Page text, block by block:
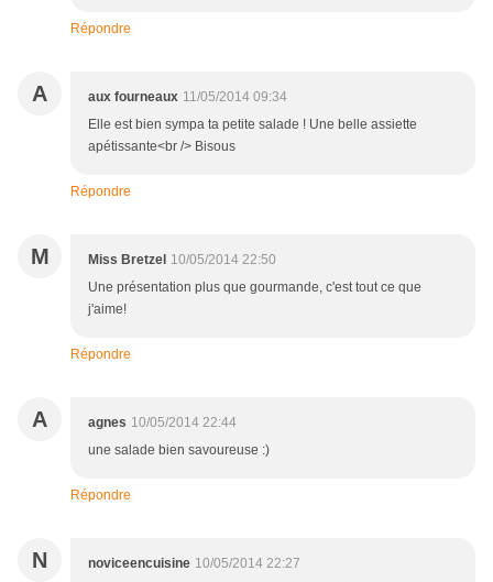
Répondre
A aux fourneaux 11/05/2014 09:34
Elle est bien sympa ta petite salade ! Une belle assiette
apétissante<br /> Bisous
Répondre
M Miss Bretzel 10/05/2014 22:50
Une présentation plus que gourmande, c'est tout ce que
j'aime!
Répondre
A agnes 10/05/2014 22:44
une salade bien savoureuse :)
Répondre
N noviceencuisine 10/05/2014 22:27